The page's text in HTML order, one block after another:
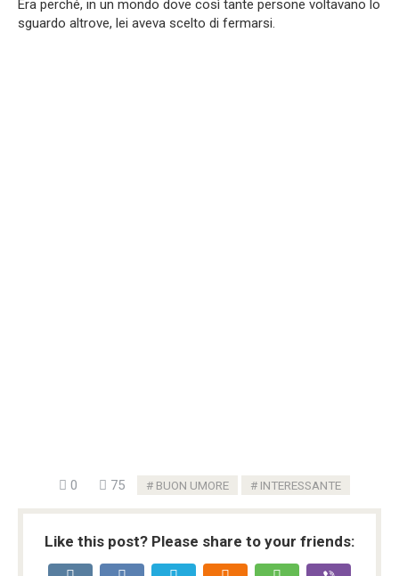
Era perché, in un mondo dove così tante persone voltavano lo
sguardo altrove, lei aveva scelto di fermarsi.
0 75 BUON UMORE INTERESSANTE
Like this post? Please share to your friends: